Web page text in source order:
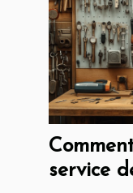
service